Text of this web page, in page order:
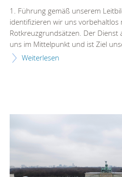
1. Führung gemäß unserem
identifizieren wir uns vorbehaltlos
Rotkreuzgrundsätzen. Der
uns im Mittelpunkt und ist Ziel
Weiterlesen